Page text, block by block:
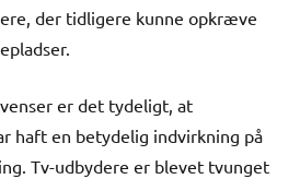
der tidligere kunne opkræve
er det tydeligt, at
haft en betydelig indvirkning på
Tv-udbydere er blevet tvunget